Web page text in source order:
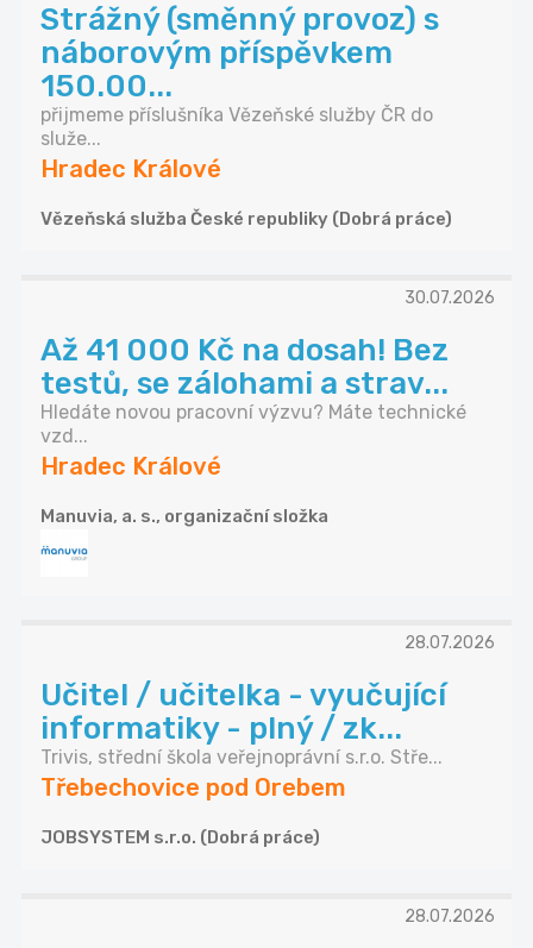
Strážný (směnný provoz) s
náborovým příspěvkem
150.00...
přijmeme příslušníka Vězeňské služby ČR do
služe...
Hradec Králové
Vězeňská služba České republiky (Dobrá práce)
30.07.2026
Až 41 000 Kč na dosah! Bez
testů, se zálohami a strav...
Hledáte novou pracovní výzvu? Máte technické
vzd...
Hradec Králové
Manuvia, a. s., organizační složka
28.07.2026
Učitel / učitelka - vyučující
informatiky - plný / zk...
Trivis, střední škola veřejnoprávní s.r.o. Stře...
Třebechovice pod Orebem
JOBSYSTEM s.r.o. (Dobrá práce)
28.07.2026